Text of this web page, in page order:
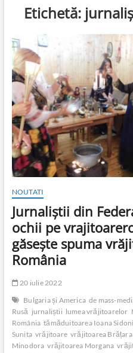
Etichetă:
NOUTATI
Jurnaliștii din
ochii pe
găsește spuma
România
20 iulie 2022
Bulgaria și America de mass-
Rusă jurnaliștii lumea vrăjitoarelor
România tămăduitoarea Ioana
Sunita vrăjitoare vrăjitoarea Brățara
Minodora vrăjitoarea Morgana